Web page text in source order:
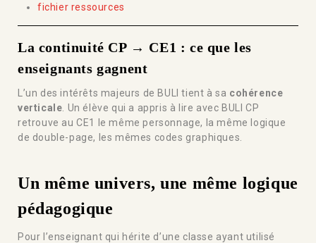
fichier ressources
La continuité CP → CE1 : ce que les
enseignants gagnent
L’un des intérêts majeurs de BULI tient à sa cohérence
verticale . Un élève qui a appris à lire avec BULI CP
retrouve au CE1 le même personnage, la même logique
de double-page, les mêmes codes graphiques.
Un même univers, une même logique
pédagogique
Pour l’enseignant qui hérite d’une classe ayant utilisé